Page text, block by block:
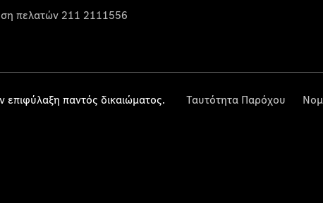
πελατών 211 2111556
παντός δικαιώματος. Ταυτότητα Παρόχου